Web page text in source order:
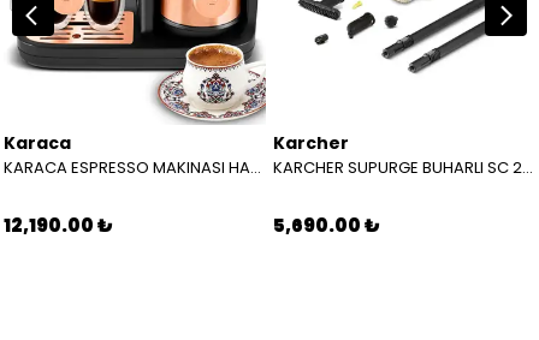
Karaca
KARACA ESPRESSO MAKINASI HATIR PERFETTO ESPRESSO T.K.M. COPPER 8683650465904
12,190.00 ₺
Karcher
KARCHER SUPURGE BUHARLI SC 2 EASYFIX EU BEYAZ 15126000
5,690.00 ₺